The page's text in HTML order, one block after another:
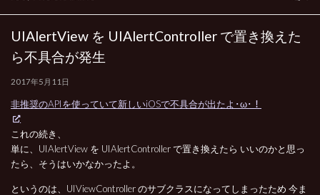
UIAlertView を UIAlertController で置き換えた
ら不具合が発生
2017年5月11日
非推奨のAPIを使っていて新しいiOSで不具合が出たよ･ω･！
これの続き、
単に、UIAlertView を UIAlertController で置き換えたら いいのかと思っ
たら、そうはいかなかったよ。
というのは、UIViewController のサブクラスになってしまったため 今ま